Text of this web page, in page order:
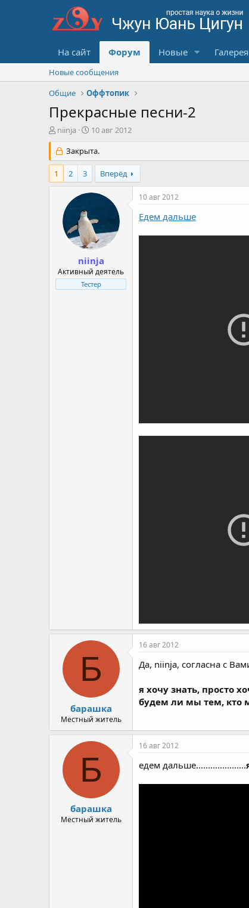
На сайт Форум Новые Галерея
Новые сообщения
Общие
Оффтопик
Прекрасные песни-2
А
т
о
р
т
niinja
Д
т
а
о
з
н
и
я
10 авг 2012
Закрыта.
1 2 3 Вперёд
niinja
Активный деятель
Тестер
10 авг 2012
Едем дальше
Б
барашка
Местный житель
16 авг 2012
Да, niinja, согласна с
я хочу знать, просто
будем ли мы тем, кто
Б
барашка
Местный житель
16 авг 2012
едем дальше.....................